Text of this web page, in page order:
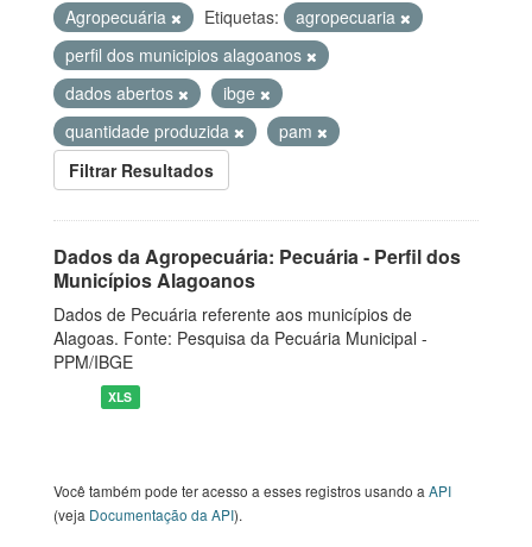
Agropecuária
Etiquetas:
agropecuaria
perfil dos municipios alagoanos
dados abertos
ibge
quantidade produzida
pam
Filtrar Resultados
Dados da Agropecuária: Pecuária - Perfil dos
Municípios Alagoanos
Dados de Pecuária referente aos municípios de
Alagoas. Fonte: Pesquisa da Pecuária Municipal -
PPM/IBGE
XLS
Você também pode ter acesso a esses registros usando a API
(veja Documentação da API).